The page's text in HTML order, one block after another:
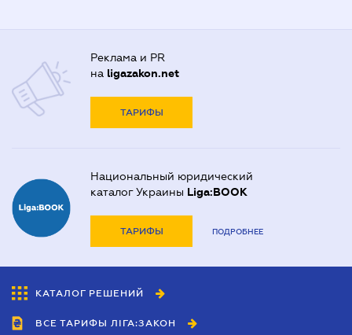
Реклама и PR
на ligazakon.net
ТАРИФЫ
Национальный юридический
каталог Украины Liga:BOOK
ТАРИФЫ ПОДРОБНЕЕ
КАТАЛОГ РЕШЕНИЙ
ВСЕ ТАРИФЫ ЛІГА:ЗАКОН